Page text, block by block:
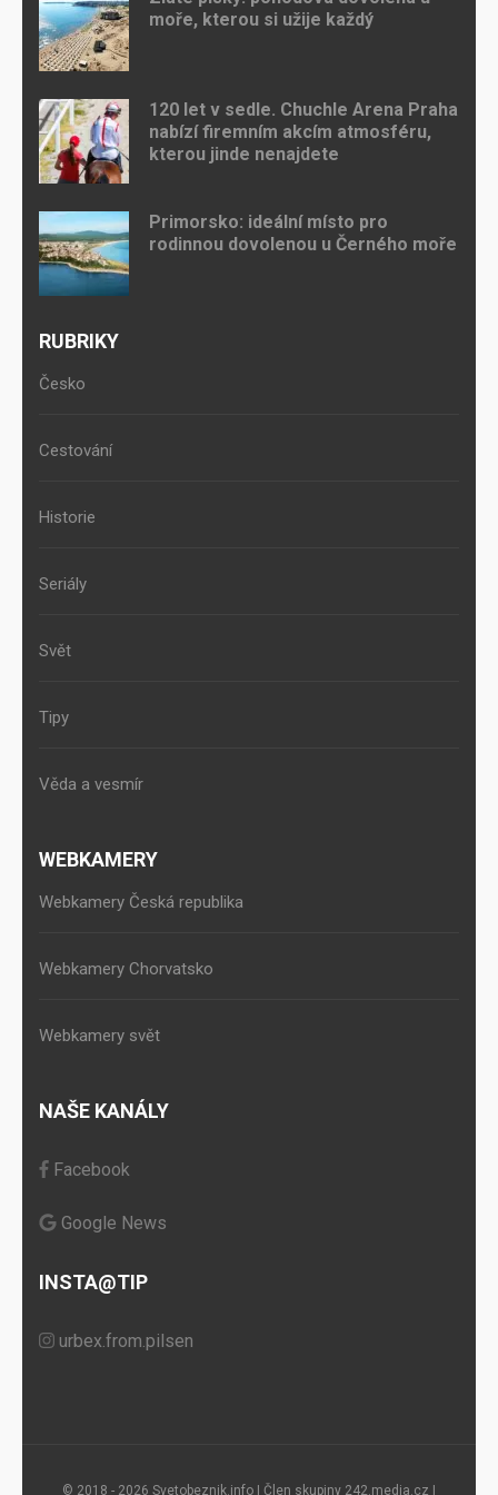
moře, kterou si užije každý
120 let v sedle. Chuchle Arena Praha
nabízí firemním akcím atmosféru,
kterou jinde nenajdete
Primorsko: ideální místo pro
rodinnou dovolenou u Černého moře
RUBRIKY
Česko
Cestování
Historie
Seriály
Svět
Tipy
Věda a vesmír
WEBKAMERY
Webkamery Česká republika
Webkamery Chorvatsko
Webkamery svět
NAŠE KANÁLY
Facebook
Google News
INSTA@TIP
urbex.from.pilsen
© 2018 - 2026 Svetobeznik.info | Člen skupiny 242.media.cz